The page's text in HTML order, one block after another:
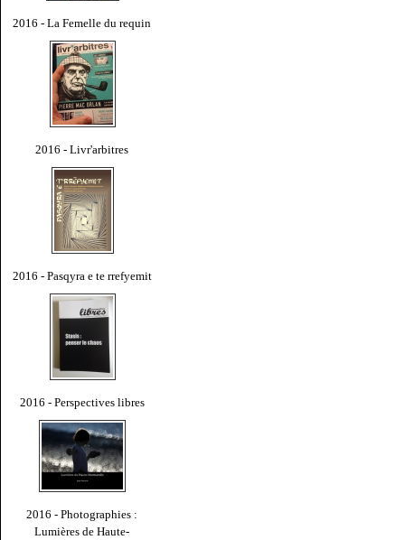
2016 - La Femelle du requin
2016 - Livr'arbitres
2016 - Pasqyra e te rrefyemit
2016 - Perspectives libres
2016 - Photographies :
Lumières de Haute-